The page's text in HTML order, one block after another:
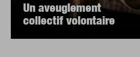
Un aveuglement
collectif volontaire